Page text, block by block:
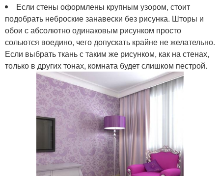
Если стены оформлены крупным узором, стоит
подобрать неброские занавески без рисунка. Шторы и
обои с абсолютно одинаковым рисунком просто
сольются воедино, чего допускать крайне не желательно.
Если выбрать ткань с таким же рисунком, как на стенах,
только в других тонах, комната будет слишком пестрой.